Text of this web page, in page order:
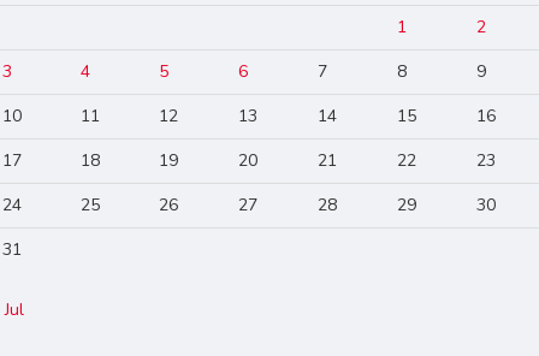
1
2
3
4 5 6 7 8
9
10
11 12 13 14 15
16
17
18 19 20 21 22
23
24
25 26 27 28 29
30
31
Jul